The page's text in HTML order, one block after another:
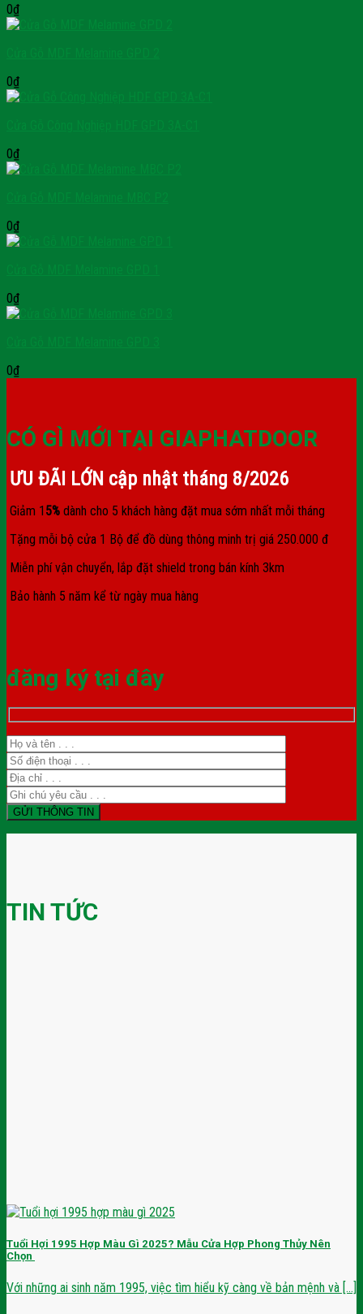
0₫
0₫
0₫
0₫
0₫
0₫
CÓ GÌ MỚI TẠI GIAPHATDOOR
ƯU ĐÃI LỚN cập nhật tháng 8/2026
Giảm 1 5% dành cho 5 khách hàng đặt mua sớm nhất mỗi tháng
Tặng mỗi bộ cửa 1 Bộ để đồ dùng thông minh trị giá 250.000 đ
Miễn phí vận chuyển, lắp đặt shield trong bán kính 3km
Bảo hành 5 năm kể từ ngày mua hàng
đăng ký tại đây
TIN TỨC
Tuổi Hợi 1995 Hợp Màu Gì 2025? Mẫu Cửa Hợp Phong Thủy Nên
Chọn
Với những ai sinh năm 1995, việc tìm hiểu kỹ càng về bản mệnh và [...]